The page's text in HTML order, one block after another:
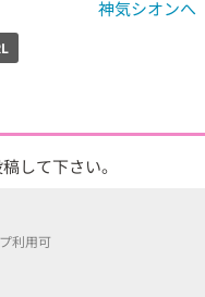
神気シオンへ
して下さい。
利用可